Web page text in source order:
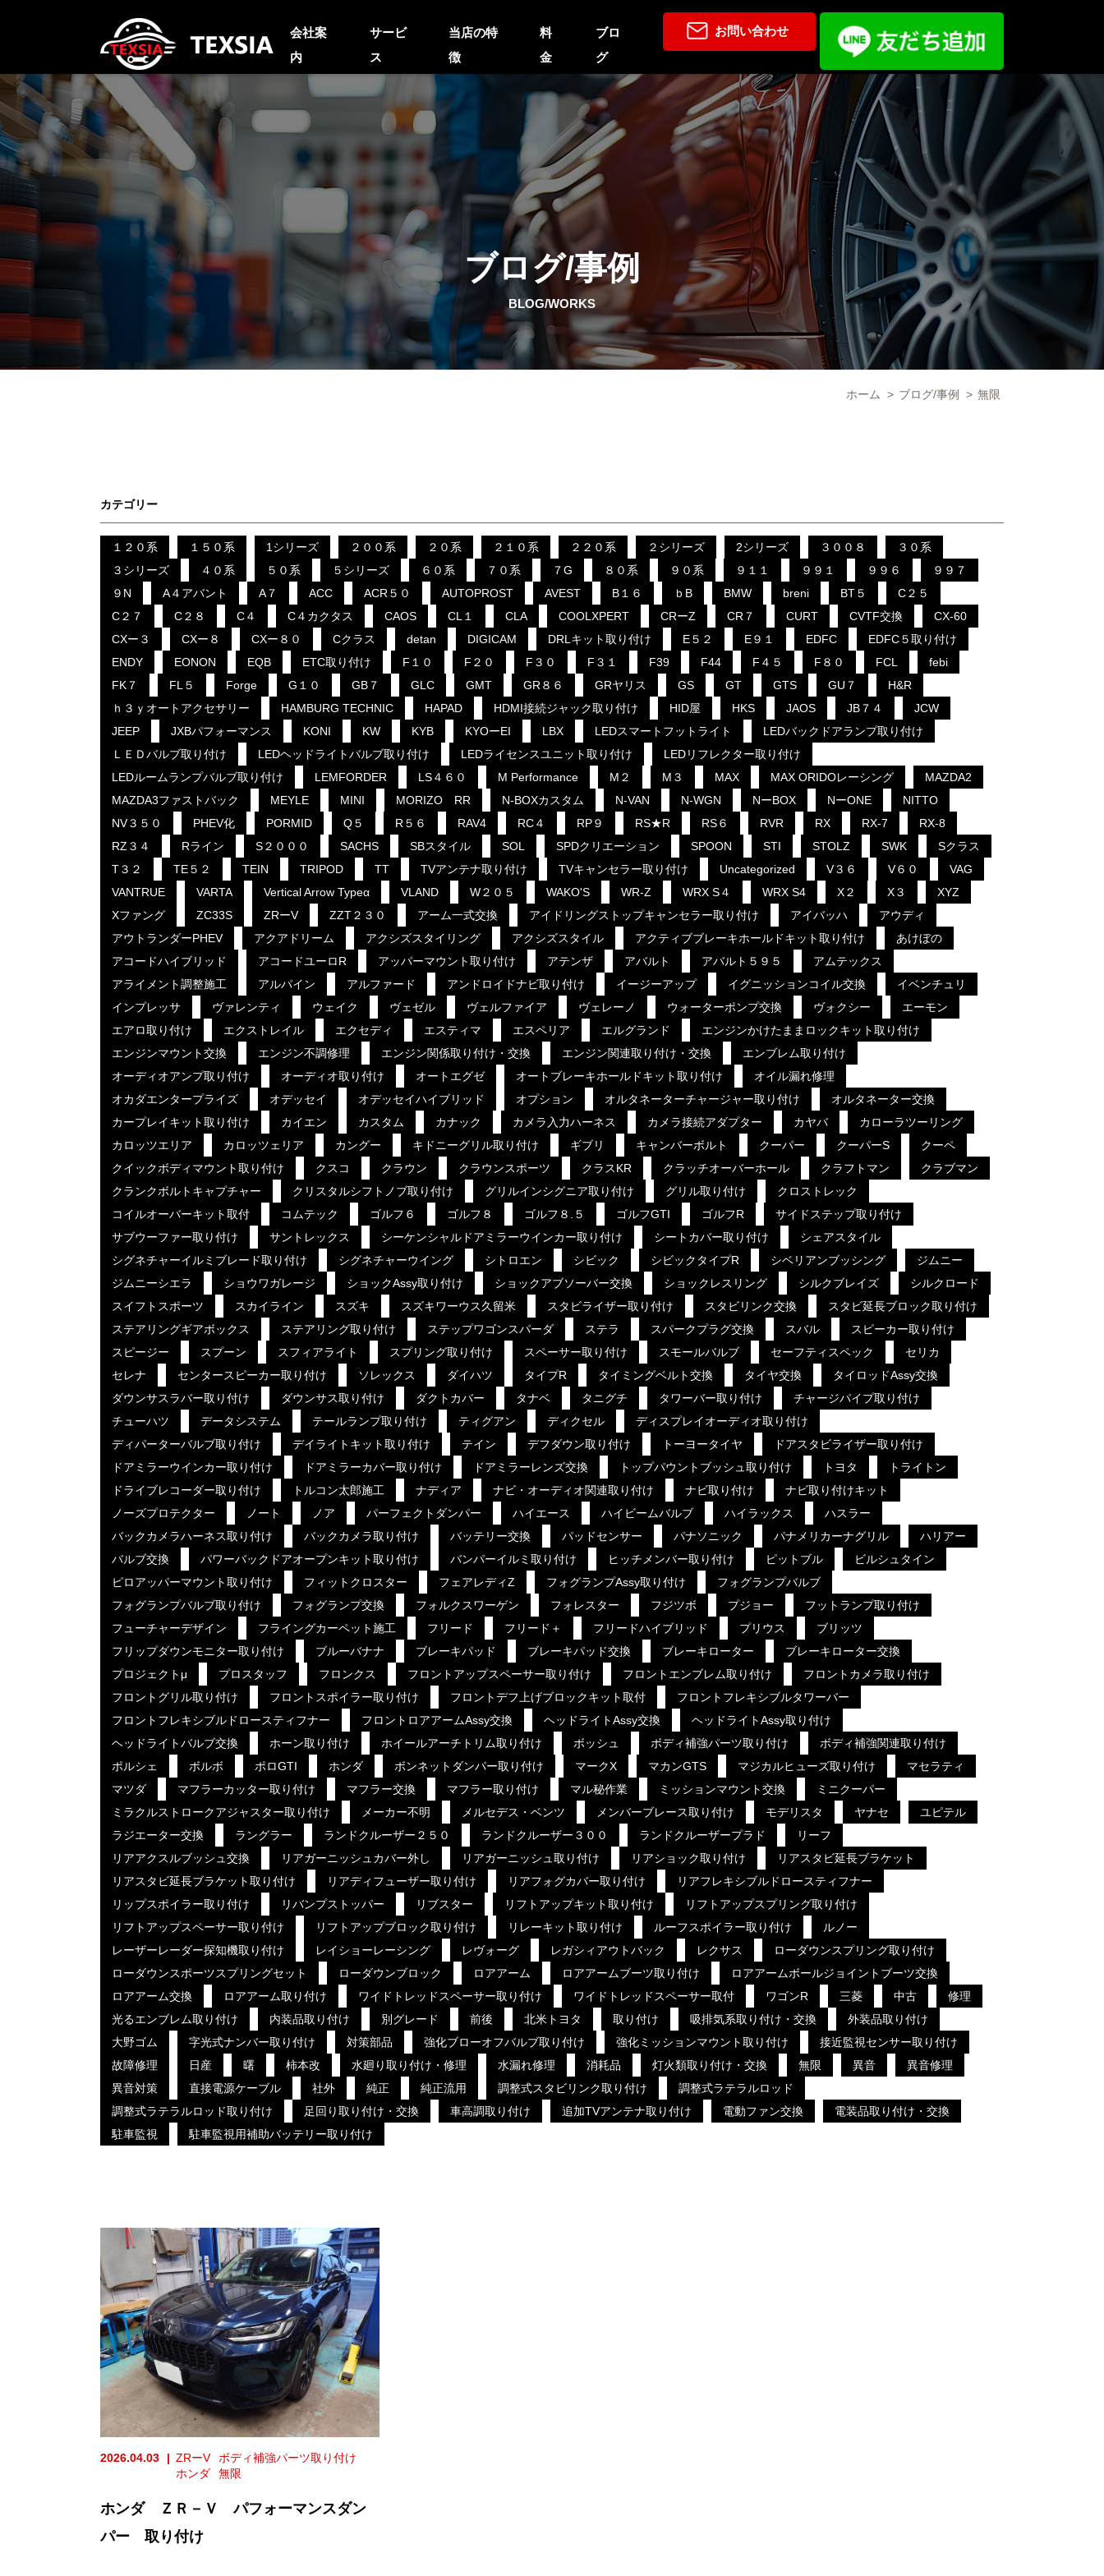
会社案
内
サービ
ス
当店の特
徴
料
金
ブロ
グ
お問い合わせ
ブログ/事例
BLOG/WORKS
ホーム > ブログ/事例 > 無限
カテゴリー
１２０系 １５０系 1シリーズ ２００系 ２０系 ２１０系 ２２０系 ２シリーズ 2シリーズ ３００８
３０系
３シリーズ
４０系 ５０系 ５シリーズ ６０系 ７０系 ７G ８０系 ９０系 ９１１ ９９１ ９９６
９９７
９N
A４アバント A７ ACC ACR５０ AUTOPROST AVEST B１６ ｂB BMW breni BT５
C２５
C２７
C２８ C４ C４カクタス CAOS CL１ CLA COOLXPERT CRーZ CR７ CURT CVTF交換
CX-60
CXー３
CXー８ CXー８０ Cクラス detan DIGICAM DRLキット取り付け E５２ E９１ EDFC
EDFC５取り付け
ENDY
EONON EQB ETC取り付け F１０ F２０ F３０ F３１ F39 F44 F４５ F８０ FCL
febi
FK７
FL５ Forge G１０ GB７ GLC GMT GR８６ GRヤリス GS GT GTS GU７
H&R
ｈ３ｙオートアクセサリー
HAMBURG TECHNIC HAPAD HDMI接続ジャック取り付け HID屋 HKS JAOS JB７４
JCW
JEEP
JXBパフォーマンス KONI KW KYB KYOーEI LBX LEDスマートフットライト
LEDバックドアランプ取り付け
ＬＥＤバルブ取り付け
LEDヘッドライトバルブ取り付け LEDライセンスユニット取り付け
LEDリフレクター取り付け
LEDルームランプバルブ取り付け
LEMFORDER LS４６０ M Performance M２ M３ MAX MAX ORIDOレーシング
MAZDA2
MAZDA3ファストバック
MEYLE MINI MORIZO RR N-BOXカスタム N-VAN N-WGN NーBOX NーONE
NITTO
NV３５０
PHEV化 PORMID Q５ R５６ RAV4 RC４ RP９ RS★R RS６ RVR RX RX-7
RX-8
RZ３４
Rライン S２０００ SACHS SBスタイル SOL SPDクリエーション SPOON STI STOLZ SWK
Sクラス
T３２
TE５２ TEIN TRIPOD TT TVアンテナ取り付け TVキャンセラー取り付け Uncategorized V３６ V６０
VAG
VANTRUE
VARTA Vertical Arrow Typeα VLAND W２０５ WAKO'S WR-Z WRX S４ WRX S4 X２ X３
XYZ
Xファング
ZC33S ZRーV ZZT２３０ アーム一式交換 アイドリングストップキャンセラー取り付け アイバッハ
アウディ
アウトランダーPHEV
アクアドリーム アクシズスタイリング アクシズスタイル アクティブブレーキホールドキット取り付け
あけぼの
アコードハイブリッド
アコードユーロR アッパーマウント取り付け アテンザ アバルト アバルト５９５
アムテックス
アライメント調整施工
アルパイン アルファード アンドロイドナビ取り付け イージーアップ イグニッションコイル交換
イベンチュリ
インプレッサ
ヴァレンティ ウェイク ヴェゼル ヴェルファイア ヴェレーノ ウォーターポンプ交換 ヴォクシー
エーモン
エアロ取り付け
エクストレイル エクセディ エスティマ エスペリア エルグランド
エンジンかけたままロックキット取り付け
エンジンマウント交換
エンジン不調修理 エンジン関係取り付け・交換 エンジン関連取り付け・交換
エンブレム取り付け
オーディオアンプ取り付け
オーディオ取り付け オートエグゼ オートブレーキホールドキット取り付け
オイル漏れ修理
オカダエンタープライズ
オデッセイ オデッセイハイブリッド オプション オルタネーターチャージャー取り付け
オルタネーター交換
カープレイキット取り付け
カイエン カスタム カナック カメラ入力ハーネス カメラ接続アダプター カヤバ
カローラツーリング
カロッツエリア
カロッツェリア カングー キドニーグリル取り付け ギブリ キャンバーボルト クーパー クーパーS
クーペ
クイックボディマウント取り付け
クスコ クラウン クラウンスポーツ クラスKR クラッチオーバーホール クラフトマン
クラブマン
クランクボルトキャプチャー
クリスタルシフトノブ取り付け グリルインシグニア取り付け グリル取り付け
クロストレック
コイルオーバーキット取付
コムテック ゴルフ６ ゴルフ８ ゴルフ８.５ ゴルフGTI ゴルフR
サイドステップ取り付け
サブウーファー取り付け
サントレックス シーケンシャルドアミラーウインカー取り付け シートカバー取り付け
シェアスタイル
シグネチャーイルミブレード取り付け
シグネチャーウイング シトロエン シビック シビックタイプR シベリアンブッシング
ジムニー
ジムニーシエラ
ショウワガレージ ショックAssy取り付け ショックアブソーバー交換 ショックレスリング シルクブレイズ
シルクロード
スイフトスポーツ
スカイライン スズキ スズキワーウス久留米 スタビライザー取り付け スタビリンク交換
スタビ延長ブロック取り付け
ステアリングギアボックス
ステアリング取り付け ステップワゴンスパーダ ステラ スパークプラグ交換 スバル
スピーカー取り付け
スピージー
スプーン スフィアライト スプリング取り付け スペーサー取り付け スモールバルブ セーフティスペック
セリカ
セレナ
センタースピーカー取り付け ソレックス ダイハツ タイプR タイミングベルト交換 タイヤ交換
タイロッドAssy交換
ダウンサスラバー取り付け
ダウンサス取り付け ダクトカバー タナベ タニグチ タワーバー取り付け
チャージパイプ取り付け
チューハツ
データシステム テールランプ取り付け ティグアン ディクセル
ディスプレイオーディオ取り付け
ディパーターバルブ取り付け
デイライトキット取り付け テイン デフダウン取り付け トーヨータイヤ
ドアスタビライザー取り付け
ドアミラーウインカー取り付け
ドアミラーカバー取り付け ドアミラーレンズ交換 トップパウントブッシュ取り付け トヨタ
トライトン
ドライブレコーダー取り付け
トルコン太郎施工 ナディア ナビ・オーディオ関連取り付け ナビ取り付け
ナビ取り付けキット
ノーズプロテクター
ノート ノア パーフェクトダンパー ハイエース ハイビームバルブ ハイラックス
ハスラー
バックカメラハーネス取り付け
バックカメラ取り付け バッテリー交換 パッドセンサー パナソニック パナメリカーナグリル
ハリアー
バルブ交換
パワーバックドアオープンキット取り付け バンパーイルミ取り付け ヒッチメンバー取り付け ピットブル
ビルシュタイン
ピロアッパーマウント取り付け
フィットクロスター フェアレディZ フォグランプAssy取り付け
フォグランプバルブ
フォグランプバルブ取り付け
フォグランプ交換 フォルクスワーゲン フォレスター フジツボ プジョー
フットランプ取り付け
フューチャーデザイン
フライングカーペット施工 フリード フリード＋ フリードハイブリッド プリウス
ブリッツ
フリップダウンモニター取り付け
ブルーバナナ ブレーキパッド ブレーキパッド交換 ブレーキローター
ブレーキローター交換
プロジェクトμ
プロスタッフ フロンクス フロントアップスペーサー取り付け フロントエンブレム取り付け
フロントカメラ取り付け
フロントグリル取り付け
フロントスポイラー取り付け フロントデフ上げブロックキット取付
フロントフレキシブルタワーバー
フロントフレキシブルドロースティフナー
フロントロアアームAssy交換 ヘッドライトAssy交換
ヘッドライトAssy取り付け
ヘッドライトバルブ交換
ホーン取り付け ホイールアーチトリム取り付け ボッシュ ボディ補強パーツ取り付け
ボディ補強関連取り付け
ポルシェ
ボルボ ポロGTI ホンダ ボンネットダンパー取り付け マークX マカンGTS マジカルヒューズ取り付け
マセラティ
マツダ
マフラーカッター取り付け マフラー交換 マフラー取り付け マル秘作業 ミッションマウント交換
ミニクーパー
ミラクルストロークアジャスター取り付け
メーカー不明 メルセデス・ベンツ メンバーブレース取り付け モデリスタ ヤナセ
ユピテル
ラジエーター交換
ラングラー ランドクルーザー２５０ ランドクルーザー３００ ランドクルーザープラド
リーフ
リアアクスルブッシュ交換
リアガーニッシュカバー外し リアガーニッシュ取り付け リアショック取り付け
リアスタビ延長ブラケット
リアスタビ延長ブラケット取り付け
リアディフューザー取り付け リアフォグカバー取り付け
リアフレキシブルドロースティフナー
リップスポイラー取り付け
リバンプストッパー リブスター リフトアップキット取り付け
リフトアップスプリング取り付け
リフトアップスペーサー取り付け
リフトアップブロック取り付け リレーキット取り付け ルーフスポイラー取り付け
ルノー
レーザーレーダー探知機取り付け
レイショーレーシング レヴォーグ レガシィアウトバック レクサス
ローダウンスプリング取り付け
ローダウンスポーツスプリングセット
ローダウンブロック ロアアーム ロアアームブーツ取り付け
ロアアームボールジョイントブーツ交換
ロアアーム交換
ロアアーム取り付け ワイドトレッドスペーサー取り付け ワイドトレッドスペーサー取付 ワゴンR 三菱 中古
修理
光るエンブレム取り付け
内装品取り付け 別グレード 前後 北米トヨタ 取り付け 吸排気系取り付け・交換
外装品取り付け
大野ゴム
字光式ナンバー取り付け 対策部品 強化ブローオフバルブ取り付け 強化ミッションマウント取り付け
接近監視センサー取り付け
故障修理
日産 曙 柿本改 水廻り取り付け・修理 水漏れ修理 消耗品 灯火類取り付け・交換 無限 異音
異音修理
異音対策
直接電源ケーブル 社外 純正 純正流用 調整式スタビリンク取り付け
調整式ラテラルロッド
調整式ラテラルロッド取り付け
足回り取り付け・交換 車高調取り付け 追加TVアンテナ取り付け 電動ファン交換
電装品取り付け・交換
駐車監視
駐車監視用補助バッテリー取り付け
2026.04.03 ZRーV
ボディ補強パーツ取り付け
ホンダ
無限
ホンダ ＺＲ－Ｖ パフォーマンスダン
パー 取り付け